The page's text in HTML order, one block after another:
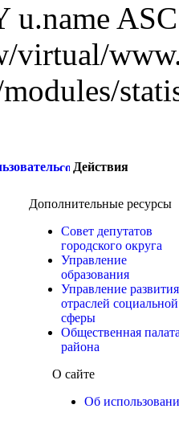
u.name
virtual/
Действия
Дополнительные ресурсы
Совет депутатов
городского округа
Управление
образования
Управление развития
отраслей социальной
сферы
Общественная
района
О сайте
Об